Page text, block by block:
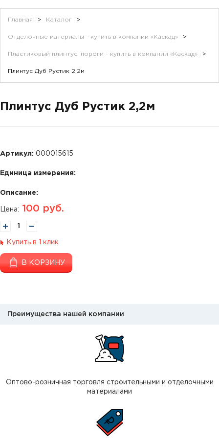
Главная > Каталог >
Отделочные материалы - купить в компании «Каскад» >
Пластиковый плинтус, пороги - купить в компании «Каскад» >
Плинтус Дуб Рустик 2,2м
Плинтус Дуб Рустик 2,2м
Артикул: 000015615
Единица измерения:
Описание:
Цена: 100 руб.
Купить в 1 клик
В КОРЗИНУ
Преимущества нашей компании
Оптово-розничная торговля строительными и отделочными
материалами